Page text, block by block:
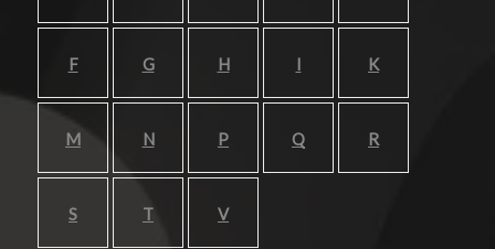
F G H I K
M N P Q R
S T V